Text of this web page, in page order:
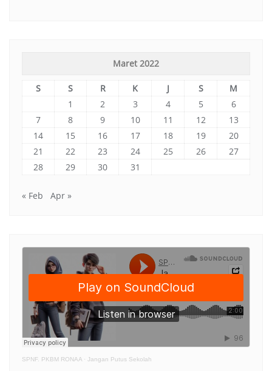
Maret 2022
S S R K J S
M
1
2 3 4 5
6
7
8 9 10 11 12
13
14
15 16 17 18 19
20
21
22 23 24 25 26
27
28
29 30 31
« Feb Apr »
SPNF. PKBM RONAA · Jangan Putus Sekolah